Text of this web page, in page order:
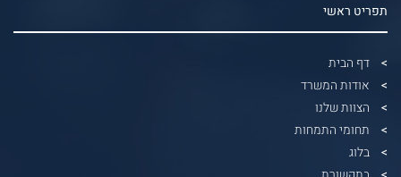
תפריט ראשי
דף הבית
אודות המשרד
הצוות שלנו
תחומי התמחות
בלוג